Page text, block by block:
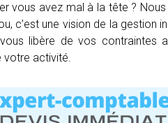
vous avez mal à la tête ?
c’est une vision de la gestion
libère de vos contraintes
votre activité.